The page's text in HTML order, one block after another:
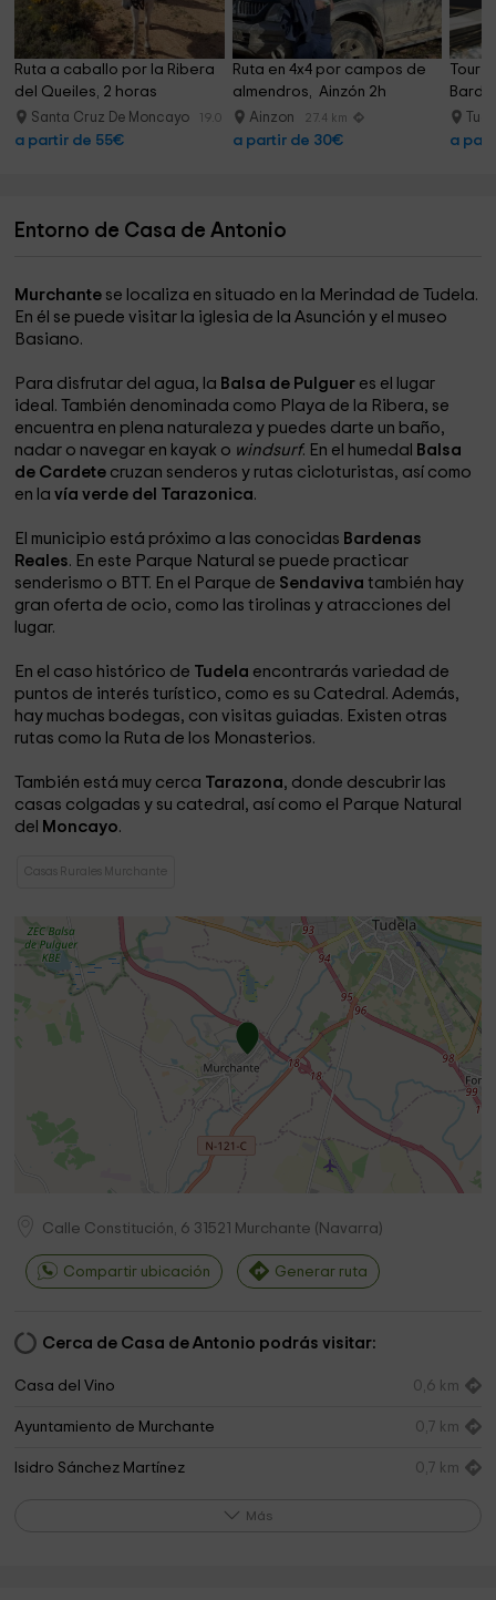
Ruta a caballo por la Ribera
del Queiles, 2 horas
Santa Cruz De Moncayo 19.0 km
a partir de 55€
Ruta en 4x4 por campos de
almendros,  Ainzón 2h
Ainzon 27.4 km
a partir de 30€
Tour
a
Entorno de Casa de Antonio
Murchante se localiza en situado en la Merindad de Tudela.
En él se puede visitar la iglesia de la Asunción y el museo
Basiano.
Para disfrutar del agua, la Balsa de Pulguer es el lugar
ideal. También denominada como Playa de la Ribera, se
encuentra en plena naturaleza y puedes darte un baño,
nadar o navegar en kayak o windsurf. En el humedal
Balsa
de Cardete cruzan senderos y rutas cicloturistas, así como
en lavía verde del Tarazonica.
El municipio está próximo a las conocidas Bardenas
Reales. En este Parque Natural se puede practicar
senderismo o BTT. En el Parque de Sendaviva también hay
gran oferta de ocio, como las tirolinas y atracciones del
lugar.
En el caso histórico de Tudela encontrarás variedad de
puntos de interés turístico, como es su Catedral. Además,
hay muchas bodegas, con visitas guiadas. Existen otras
rutas como la Ruta de los Monasterios.
También está muy cerca Tarazona, donde descubrir las
casas colgadas y su catedral, así como el Parque Natural
del
Moncayo.
Casas Rurales Murchante
Calle Constitución, 6 31521 Murchante ( Navarra)
Compartir ubicación Generar ruta
Cerca de Casa de Antonio podrás visitar:
Casa del Vino 0,6 km
Ayuntamiento de Murchante 0,7 km
Isidro Sánchez Martínez 0,7 km
Ermita de San Gregorio OstienseMás